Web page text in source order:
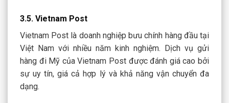
3.5. Vietnam Post
Vietnam Post là doanh nghiệp bưu chính hàng đầu tại
Việt Nam với nhiều năm kinh nghiệm. Dịch vụ gửi
hàng đi Mỹ của Vietnam Post được đánh giá cao bởi
sự uy tín, giá cả hợp lý và khả năng vận chuyển đa
dạng.